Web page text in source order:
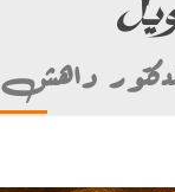
داهش